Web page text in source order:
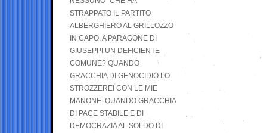
STRAPPATO IL PARTITO
ALBERGHIERO AL GRILLOZZO
IN CAPO, A PARAGONE DI
GIUSEPPI UN DEFICIENTE
COMUNE? QUANDO
GRACCHIA DI GENOCIDIO LO
STROZZEREI CON LE MIE
MANONE. QUANDO GRACCHIA
DI PACE STABILE E DI
DEMOCRAZIA AL SOLDO DI